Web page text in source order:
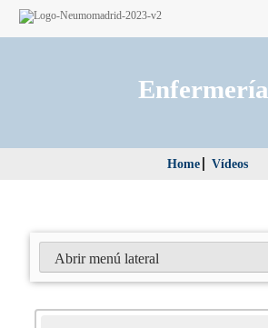
Enfermería
Home Vídeos
Abrir menú lateral